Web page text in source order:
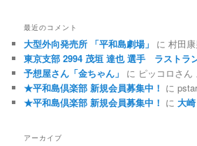
最近のコメント
大型外向発売所 「平和島劇場」 に村田康
東京支部 2994 茂垣 達也 選手 ラストラ
予想屋さん「金ちゃん」
に ピッコロさん
★平和島倶楽部 新規会員募集中！ にpstar
★平和島倶楽部 新規会員募集中！ に大
アーカイブ